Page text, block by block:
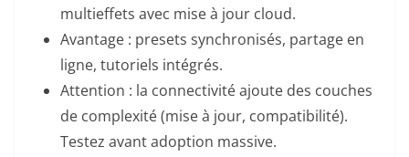
multieffets avec mise à jour cloud.
Avantage : presets synchronisés, partage en
ligne, tutoriels intégrés.
Attention : la connectivité ajoute des couches
de complexité (mise à jour, compatibilité).
Testez avant adoption massive.